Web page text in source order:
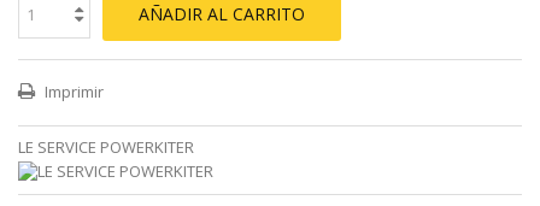
AÑADIR AL CARRITO
Imprimir
LE SERVICE POWERKITER